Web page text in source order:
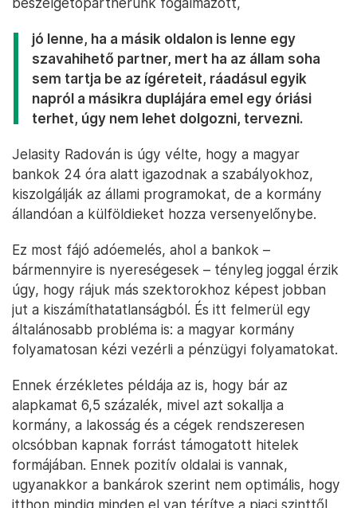
A háttérben a bankok általános helyzetértékelése
is keményebb volt. Mint hallottuk, a „döglődő” hazai
gazdaság biztosan nem megy majd továbbra sem
előre, ha a lélegeztetőgépet (őket) ellehetetlenítik.
A bankok szerint csak ők tartják be az
ígéreteiket, a kormány nem
A bankok nehezményezik, hogy ők mindig
segítették a magyar kormányt az általa kitalált
programok közvetítésében, amelyekkel persze
beszélgetőpartnerünk fogalmazott,
jó lenne, ha a másik oldalon is lenne egy
szavahihető partner, mert ha az állam soha
sem tartja be az ígéreteit, ráadásul egyik
napról a másikra duplájára emel egy óriási
Jelasity Radován is úgy vélte, hogy a magyar
bankok 24 óra alatt igazodnak a szabályokhoz,
kiszolgálják az állami programokat, de a kormány
állandóan a külföldieket hozza versenyelőnybe.
Ez most fájó adóemelés, ahol a bankok –